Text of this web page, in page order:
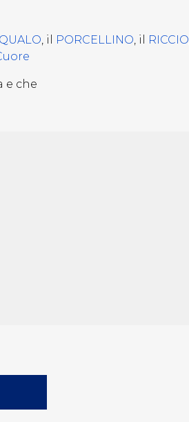
, il PORCELLINO, il RICCIO
e che